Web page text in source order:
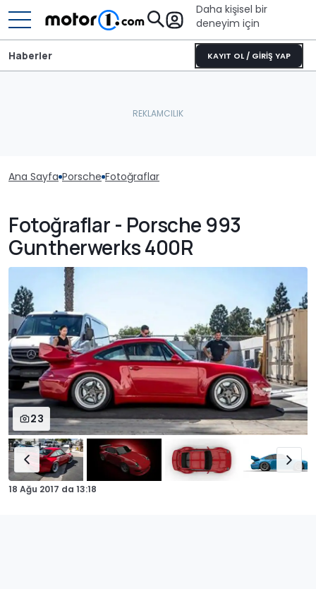
Daha kişisel bir
deneyim için
KAYIT OL / GİRİŞ YAP
Haberler
Ana Sayfa Porsche Fotoğraflar
Fotoğraflar - Porsche 993
Guntherwerks 400R
23
18 Ağu 2017 da 13:18